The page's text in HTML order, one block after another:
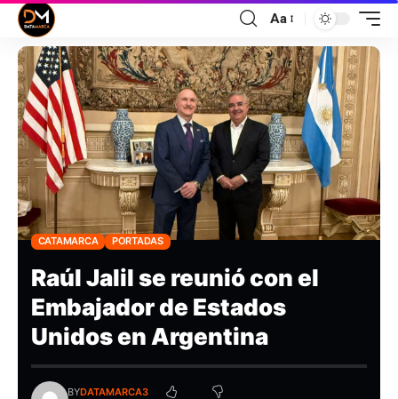
Aa
CATAMARCA PORTADAS
Raúl Jalil se reunió con el
Embajador de Estados
Unidos en Argentina
BYDATAMARCA3